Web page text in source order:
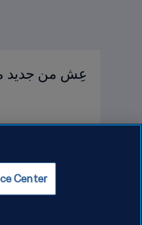
عِش من جديد
Center